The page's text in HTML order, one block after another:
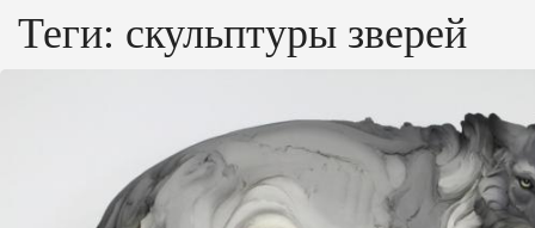
Теги: скульптуры зверей